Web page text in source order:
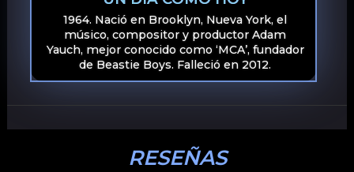
1964. Nació en Brooklyn, Nueva York, el
músico, compositor y productor Adam
Yauch, mejor conocido como ‘MCA’, fundador
de Beastie Boys. Falleció en 2012.
RESEÑAS